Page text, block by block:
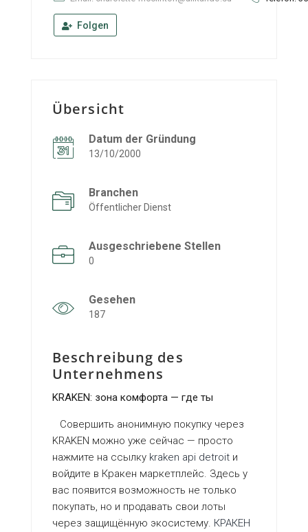
Folgen
Übersicht
Datum der Gründung
13/10/2000
Branchen
Öffentlicher Dienst
Ausgeschriebene Stellen
0
Gesehen
187
Beschreibung des
Unternehmens
KRAKEN: зона комфорта — где ты
Совершить анонимную покупку через
KRAKEN можно уже сейчас — просто
нажмите на ссылку kraken api detroit и
войдите в Кракен маркетплейс. Здесь у
вас появится возможность не только
покупать, но и продавать свои лоты
через защищённую экосистему. КРАКЕН